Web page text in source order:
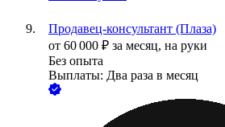
Продавец-консультант (Плаза)
от 60 000 ₽ за месяц, на руки
Без опыта
Выплаты: Два раза в месяц